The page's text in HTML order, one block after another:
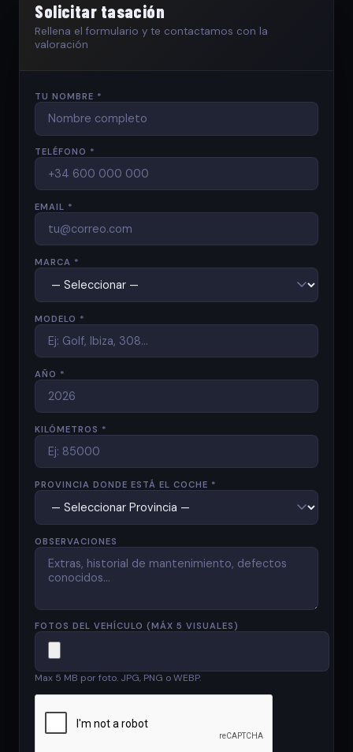
Solicitar tasación
Rellena el formulario y te contactamos con la
valoración
TU NOMBRE *
TELÉFONO *
EMAIL *
MARCA *
MODELO *
AÑO *
KILÓMETROS *
PROVINCIA DONDE ESTÁ EL COCHE *
OBSERVACIONES
FOTOS DEL VEHÍCULO (MÁX 5 VISUALES)
Max 5 MB por foto. JPG, PNG o WEBP.